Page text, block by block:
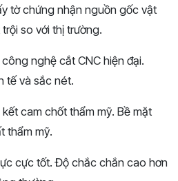
tờ chứng nhận nguồn gốc vật
so với thị trường.
nghệ cắt CNC hiện đại.
tế và sắc nét.
cam chốt thẩm mỹ. Bề mặt
thẩm mỹ.
cực tốt. Độ chắc chắn cao hơn